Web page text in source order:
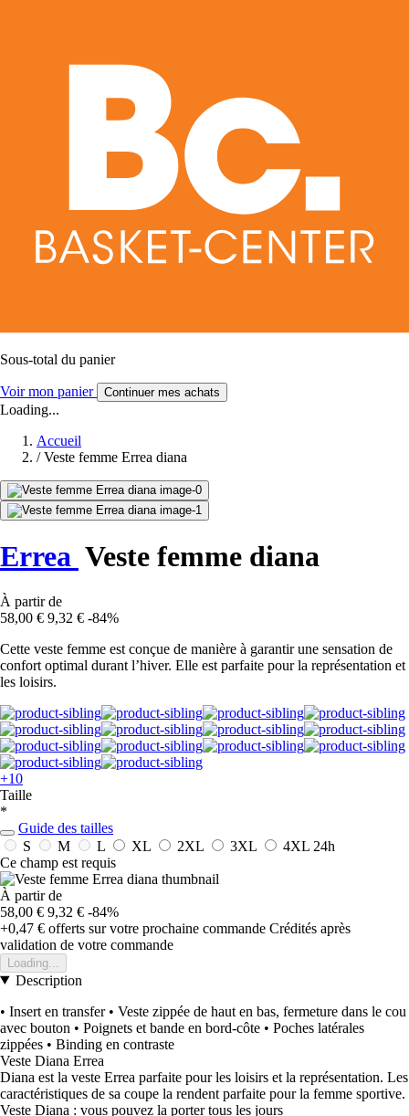
Sous-total du panier
Voir mon panier Continuer mes achats
Loading...
Accueil
/ Veste femme Errea diana
Errea Veste femme diana
À partir de
58,00 € 9,32 € -84%
Cette veste femme est conçue de manière à garantir une sensation de
confort optimal durant l’hiver. Elle est parfaite pour la représentation et
les loisirs.
+10
Taille
*
Guide des tailles
S
M L XL 2XL 3XL 4XL 24h
Ce champ est requis
À partir de
58,00 € 9,32 € -84%
+0,47 € offerts sur votre prochaine commande Crédités après
validation de votre commande
Loading...
Description
• Insert en transfer • Veste zippée de haut en bas, fermeture dans le cou
avec bouton • Poignets et bande en bord-côte • Poches latérales
zippées • Binding en contraste
Veste Diana Errea
Diana est la veste Errea parfaite pour les loisirs et la représentation. Les
caractéristiques de sa coupe la rendent parfaite pour la femme sportive.
Veste Diana : vous pouvez la porter tous les jours